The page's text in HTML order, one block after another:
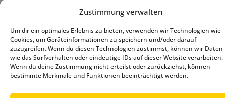
Zustimmung verwalten
Um dir ein optimales Erlebnis zu bieten, verwenden wir Technologien wie
Cookies, um Geräteinformationen zu speichern und/oder darauf
zuzugreifen. Wenn du diesen Technologien zustimmst, können wir Daten
wie das Surfverhalten oder eindeutige IDs auf dieser Website verarbeiten.
Wenn du deine Zustimmung nicht erteilst oder zurückziehst, können
bestimmte Merkmale und Funktionen beeinträchtigt werden.
© 2025 – Deutscher Baseball
und Softball Verband e.V.
Impressum|Datenschutz |
Cookie-Richtlinie (EU)